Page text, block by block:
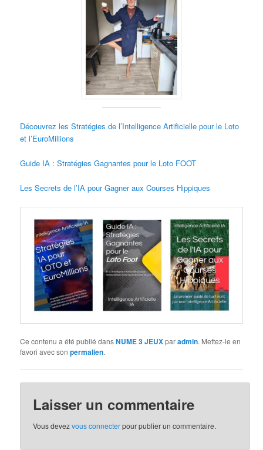
Découvrez les Stratégies de l’Intelligence Artificielle pour le Loto
et l’EuroMillions
Guide IA : Stratégies Gagnantes pour le Loto FOOT
Les Secrets de l’IA pour Gagner aux Courses Hippiques
Ce contenu a été publié dansNUME 3 JEUXparadmin. Mettez-le en
favori avec sonpermalien.
Laisser un commentaire
Vous devezvous connecterpour publier un commentaire.